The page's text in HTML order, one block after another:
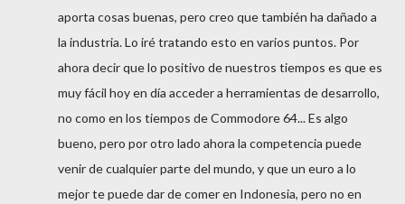
aporta cosas buenas, pero creo que también ha dañado a
la industria. Lo iré tratando esto en varios puntos. Por
ahora decir que lo positivo de nuestros tiempos es que es
muy fácil hoy en día acceder a herramientas de desarrollo,
no como en los tiempos de Commodore 64... Es algo
bueno, pero por otro lado ahora la competencia puede
venir de cualquier parte del mundo, y que un euro a lo
mejor te puede dar de comer en Indonesia, pero no en